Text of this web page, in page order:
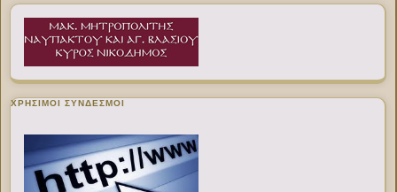
ΧΡΉΣΙΜΟΙ ΣΎΝΔΕΣΜΟΙ